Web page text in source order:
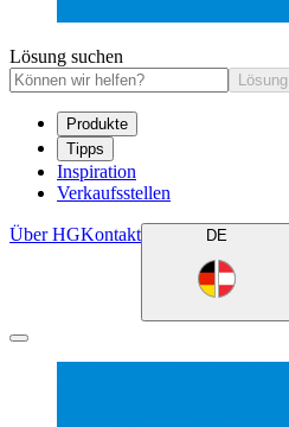
Lösung suchen
Produkte
Tipps
Inspiration
Verkaufsstellen
Über HGKontakt DE